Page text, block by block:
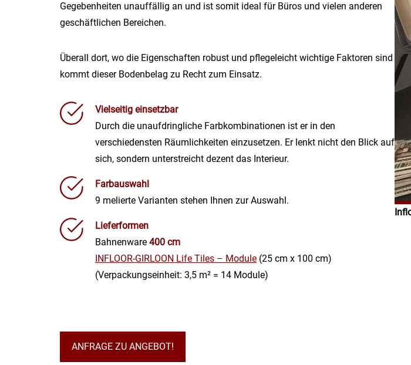
Gegebenheiten unauffällig an und ist somit ideal für Büros und vielen anderen
geschäftlichen Bereichen.
Überall dort, wo die Eigenschaften robust und pflegeleicht wichtige Faktoren sind
kommt dieser Bodenbelag zu Recht zum Einsatz.
Vielseitig einsetzbar
Durch die unaufdringliche Farbkombinationen ist er in den
verschiedensten Räumlichkeiten einzusetzen. Er lenkt nicht den Blick auf
sich, sondern unterstreicht dezent das Interieur.
Farbauswahl
9 melierte Varianten stehen Ihnen zur Auswahl.
Lieferformen
Bahnenware 400 cm
INFLOOR-GIRLOON Life Tiles – Module (25 cm x 100 cm)
(Verpackungseinheit: 3,5 m² = 14 Module)
ANFRAGE ZU ANGEBOT!